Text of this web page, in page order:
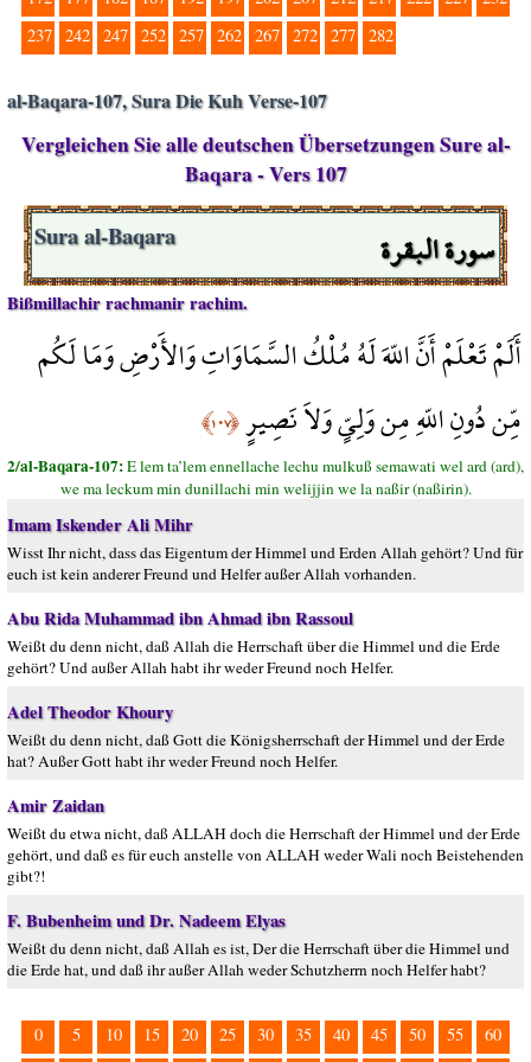
237 242 247 252 257 262 267 272 277 282
al-Baqara-107, Sura Die Kuh Verse-107
Vergleichen Sie alle deutschen Übersetzungen Sure al-
Baqara - Vers 107
سورة البقرة Sura al-Baqara
Bißmillachir rachmanir rachim.
أَلَمْ تَعْلَمْ أَنَّ اللّهَ لَهُ مُلْكُ السَّمَاوَاتِ وَالأَرْضِ وَمَا لَكُم
مِّن دُونِ اللّهِ مِن وَلِيٍّ وَلاَ نَصِيرٍ﴿١٠٧﴾
2/al-Baqara-107:E lem ta’lem ennellache lechu mulkuß semawati wel ard (ard),
we ma leckum min dunillachi min welijjin we la naßir (naßirin).
Imam Iskender Ali Mihr
Wisst Ihr nicht, dass das Eigentum der Himmel und Erden Allah gehört? Und für
euch ist kein anderer Freund und Helfer außer Allah vorhanden.
Abu Rida Muhammad ibn Ahmad ibn Rassoul
Weißt du denn nicht, daß Allah die Herrschaft über die Himmel und die Erde
gehört? Und außer Allah habt ihr weder Freund noch Helfer.
Adel Theodor Khoury
Weißt du denn nicht, daß Gott die Königsherrschaft der Himmel und der Erde
hat? Außer Gott habt ihr weder Freund noch Helfer.
Amir Zaidan
Weißt du etwa nicht, daß ALLAH doch die Herrschaft der Himmel und der Erde
gehört, und daß es für euch anstelle von ALLAH weder Wali noch Beistehenden
gibt?!
F. Bubenheim und Dr. Nadeem Elyas
Weißt du denn nicht, daß Allah es ist, Der die Herrschaft über die Himmel und
die Erde hat, und daß ihr außer Allah weder Schutzherrn noch Helfer habt?
0 5 10 15 20 25 30 35 40 45 50 55
60